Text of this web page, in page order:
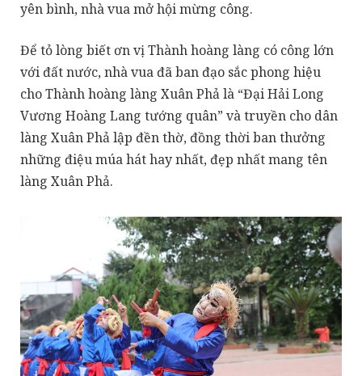
yên bình, nhà vua mở hội mừng công.
Để tỏ lòng biết ơn vị Thành hoàng làng có công lớn
với đất nước, nhà vua đã ban đạo sắc phong hiệu
cho Thành hoàng làng Xuân Phả là “Đại Hải Long
Vương Hoàng Lang tướng quân” và truyền cho dân
làng Xuân Phả lập đền thờ, đồng thời ban thưởng
những điệu múa hát hay nhất, đẹp nhất mang tên
làng Xuân Phả.